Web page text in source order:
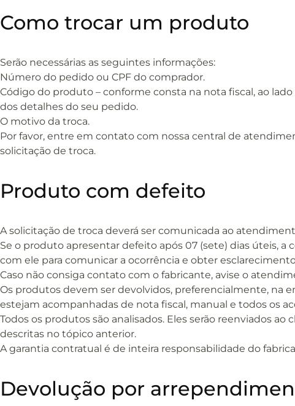
Como trocar um produto
Serão necessárias as seguintes informações:
Número do pedido ou CPF do comprador.
Código do produto – conforme consta na nota fiscal, ao
dos detalhes do seu pedido.
O motivo da troca.
Por favor, entre em contato com nossa central de
solicitação de troca.
Produto com defeito
A solicitação de troca deverá ser comunicada ao
Se o produto apresentar defeito após 07 (sete) dias úteis,
com ele para comunicar a ocorrência e obter
Caso não consiga contato com o fabricante, avise o
Os produtos devem ser devolvidos, preferencialmente, na
estejam acompanhadas de nota fiscal, manual e todos os
Todos os produtos são analisados. Eles serão reenviados
descritas no tópico anterior.
A garantia contratual é de inteira responsabilidade do
Devolução por